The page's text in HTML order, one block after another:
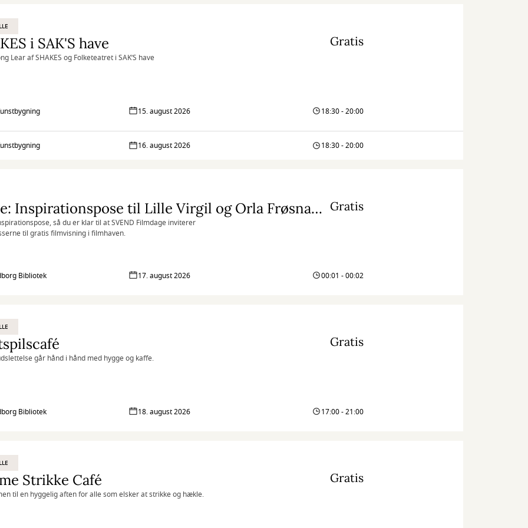
i SAK'S have
Lear af SHAKES og Folketeatret i SAK’S have
Gratis
15. august 2026 18:30 - 20:00
16. august 2026 18:30 - 20:00
Skole: Inspirationspose til Lille Virgil og Orla Frøsnapper
så du er klar til at SVEND Filmdage inviterer
til gratis filmvisning i filmhaven.
Gratis
Bibliotek 17. august 2026 00:01 - 00:02
går hånd i hånd med hygge og kaffe.
Gratis
Bibliotek 18. august 2026 17:00 - 21:00
Strikke Café
til en hyggelig aften for alle som elsker at strikke og hækle.
Gratis